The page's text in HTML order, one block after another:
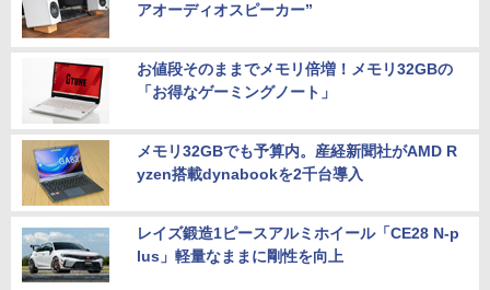
アオーディオスピーカー”
お値段そのままでメモリ倍増！メモリ32GBの
「お得なゲーミングノート」
メモリ32GBでも予算内。産経新聞社がAMD R
yzen搭載dynabookを2千台導入
レイズ鍛造1ピースアルミホイール「CE28 N-p
lus」軽量なままに剛性を向上